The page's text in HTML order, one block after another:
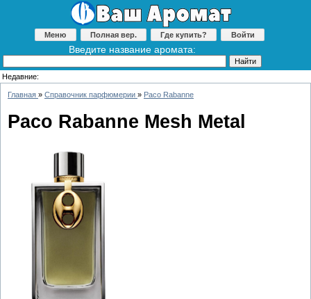
Меню Полная вер. Где купить? Войти
Введите название аромата:
Недавние:
Главная » Справочник парфюмерии » Paco Rabanne
Paco Rabanne Mesh Metal